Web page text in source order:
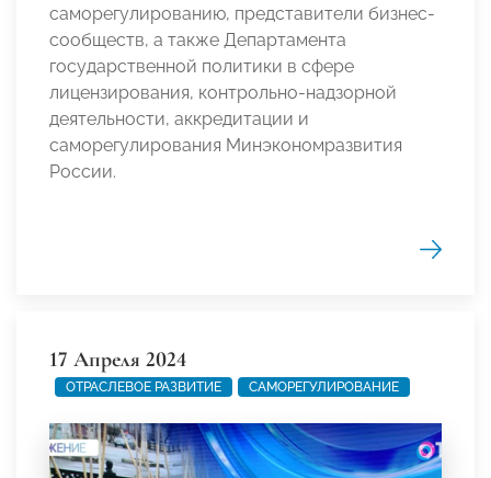
саморегулированию, представители бизнес-
сообществ, а также Департамента
государственной политики в сфере
лицензирования, контрольно-надзорной
деятельности, аккредитации и
саморегулирования Минэкономразвития
России.
17 Апреля 2024
ОТРАСЛЕВОЕ РАЗВИТИЕ САМОРЕГУЛИРОВАНИЕ